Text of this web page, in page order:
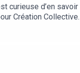
curieuse d’en
Création
Adrien Beccaria
du Muséum